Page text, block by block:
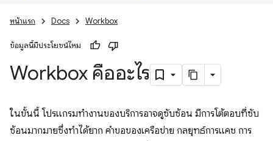
หน้าแรก Docs Workbox
ข้อมูลนี้มีประโยชน์ไหม
Workbox คืออะไร
ในขั้นนี้ โปรแกรมทำงานของบริการอาจดูซับซ้อน มีการโต้ตอบที่ซับ
ซ้อนมากมายซึ่งทำได้ยาก คำขอของเครือข่าย กลยุทธ์การแคช การ